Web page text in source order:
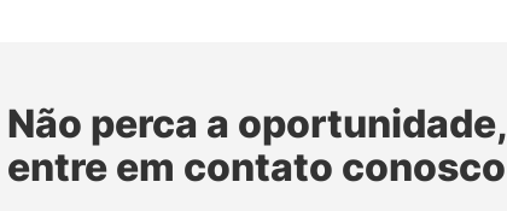
Não perca a oportunidade,
entre em contato conosco